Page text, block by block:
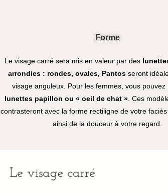
Forme
Le visage carré sera mis en valeur par des
arrondies : rondes, ovales, Pantosseront
visage anguleux. Pour les femmes, vous pouvez
lunettes papillon ou « oeil de chat ». Ces
contrasteront avec la forme rectiligne de votre
ainsi de la douceur à votre regard.